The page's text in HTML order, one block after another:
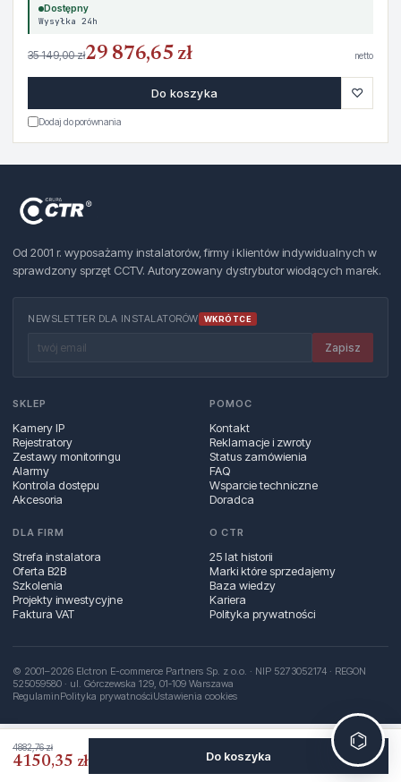
4882,76 zł
4150,35 zł Do koszyka
Dostępny
Wysyłka 24h
35 149,00 zł29 876,65 zł netto
Do koszyka ♡
Dodaj do porównania
Od 2001 r. wyposażamy instalatorów, firmy i klientów indywidualnych w
sprawdzony sprzęt CCTV. Autoryzowany dystrybutor wiodących marek.
NEWSLETTER DLA INSTALATORÓW WKRÓTCE
Zapisz
SKLEP
Kamery IP
Rejestratory
Zestawy monitoringu
Alarmy
Kontrola dostępu
Akcesoria
POMOC
Kontakt
Reklamacje i zwroty
Status zamówienia
FAQ
Wsparcie techniczne
Doradca
DLA FIRM
Strefa instalatora
Oferta B2B
Szkolenia
Projekty inwestycyjne
Faktura VAT
O CTR
25 lat historii
Marki które sprzedajemy
Baza wiedzy
Kariera
Polityka prywatności
© 2001–2026 Elctron E-commerce Partners Sp. z o.o. · NIP 5273052174 · REGON
525059580 · ul. Górczewska 129, 01‑109 Warszawa
RegulaminPolityka prywatnościUstawienia cookies
⌬